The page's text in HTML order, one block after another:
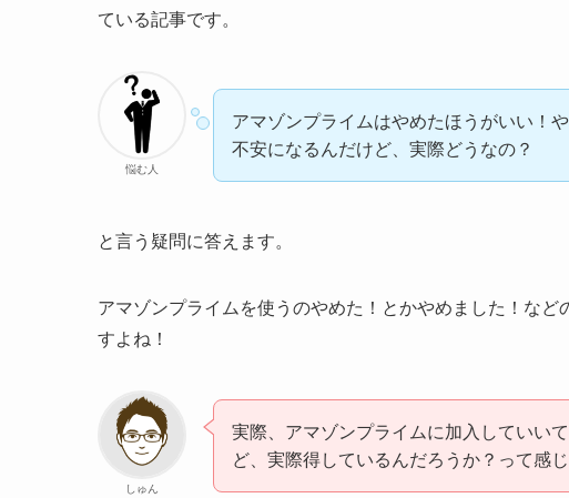
ている記事です。
悩む人
アマゾンプライムはやめたほうがいい！
不安になるんだけど、実際どうなの？
と言う疑問に答えます。
アマゾンプライムを使うのやめた！とかやめました！な
すよね！
しゅん
実際、アマゾンプライムに加入していい
ど、実際得しているんだろうか？って感